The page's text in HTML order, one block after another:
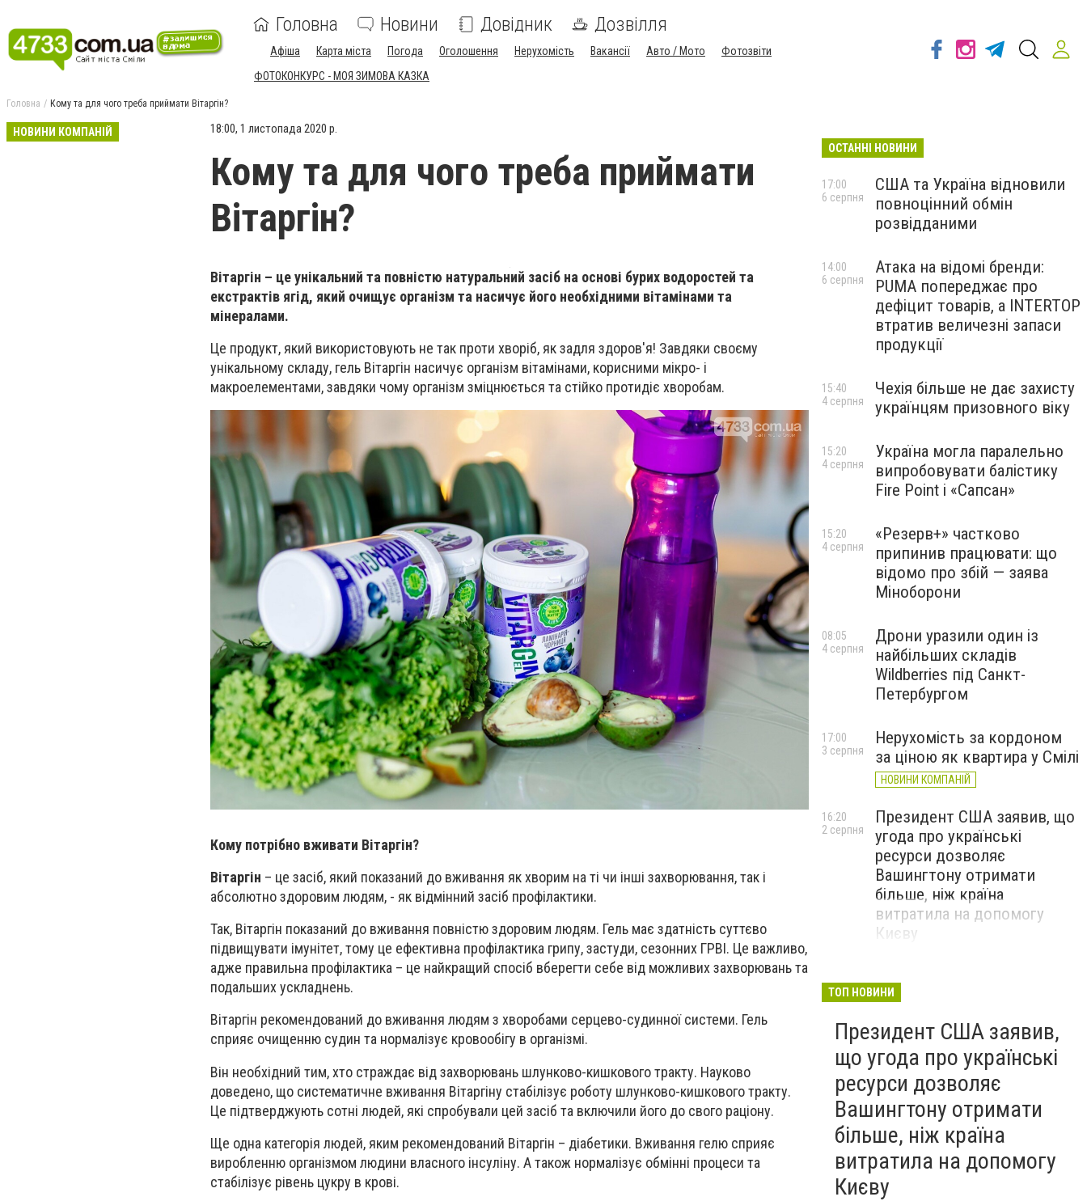
Головна Новини Довідник Дозвілля
Афіша Карта міста Погода Оголошення Нерухомість Вакансії Авто / Мото
Фотозвіти
ФОТОКОНКУРС - МОЯ ЗИМОВА КАЗКА
Головна Кому та для чого треба приймати Вітаргін?
НОВИНИ КОМПАНІЙ 18:00, 1 листопада 2020 р.
Кому та для чого треба приймати
Вітаргін?
Вітаргін – це унікальний та повністю натуральний засіб на основі бурих водоростей та
екстрактів ягід, який очищує організм та насичує його необхідними вітамінами та
мінералами.
Це продукт, який використовують не так проти хворіб, як задля здоров'я! Завдяки своєму
унікальному складу, гель Вітаргін насичує організм вітамінами, корисними мікро- і
макроелементами, завдяки чому організм зміцнюється та стійко протидіє хворобам.
Кому потрібно вживати Вітаргін?
Вітаргін – це засіб, який показаний до вживання як хворим на ті чи інші захворювання, так і
абсолютно здоровим людям, - як відмінний засіб профілактики.
Так, Вітаргін показаний до вживання повністю здоровим людям. Гель має здатність суттєво
підвищувати імунітет, тому це ефективна профілактика грипу, застуди, сезонних ГРВІ. Це важливо,
адже правильна профілактика – це найкращий спосіб вберегти себе від можливих захворювань та
подальших ускладнень.
Вітаргін рекомендований до вживання людям з хворобами серцево-судинної системи. Гель
сприяє очищенню судин та нормалізує кровообігу в організмі.
Він необхідний тим, хто страждає від захворювань шлунково-кишкового тракту. Науково
доведено, що систематичне вживання Вітаргіну стабілізує роботу шлунково-кишкового тракту.
Це підтверджують сотні людей, які спробували цей засіб та включили його до свого раціону.
Ще одна категорія людей, яким рекомендований Вітаргін – діабетики. Вживання гелю сприяє
виробленню організмом людини власного інсуліну. А також нормалізує обмінні процеси та
стабілізує рівень цукру в крові.
ОСТАННІ НОВИНИ
США та Україна відновили
повноцінний обмін
розвідданими
17:00
6 серпня
Атака на відомі бренди:
PUMA попереджає про
дефіцит товарів, а INTERTOP
втратив величезні запаси
продукції
14:00
6 серпня
Чехія більше не дає захисту
українцям призовного віку
15:40
4 серпня
Україна могла паралельно
випробовувати балістику
Fire Point і «Сапсан»
15:20
4 серпня
«Резерв+» частково
припинив працювати: що
відомо про збій — заява
Міноборони
15:20
4 серпня
Дрони уразили один із
найбільших складів
Wildberries під Санкт-
Петербургом
08:05
4 серпня
Нерухомість за кордоном
за ціною як квартира у Смілі
НОВИНИ КОМПАНІЙ
17:00
3 серпня
Президент США заявив, що
угода про українські
ресурси дозволяє
Вашингтону отримати
більше, ніж країна
витратила на допомогу
Києву
16:20
2 серпня
ТОП НОВИНИ
Президент США заявив,
що угода про українські
ресурси дозволяє
Вашингтону отримати
більше, ніж країна
витратила на допомогу
Києву